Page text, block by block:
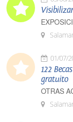
01/07/
122
gratuito
OTRAS